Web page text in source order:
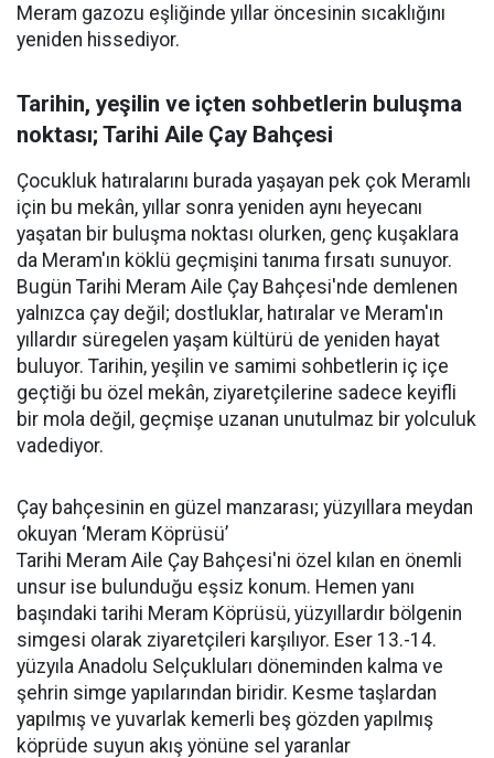
Meram gazozu eşliğinde yıllar öncesinin sıcaklığını
yeniden hissediyor.
Tarihin, yeşilin ve içten sohbetlerin buluşma
noktası; Tarihi Aile Çay Bahçesi
Çocukluk hatıralarını burada yaşayan pek çok Meramlı
için bu mekân, yıllar sonra yeniden aynı heyecanı
yaşatan bir buluşma noktası olurken, genç kuşaklara
da Meram'ın köklü geçmişini tanıma fırsatı sunuyor.
Bugün Tarihi Meram Aile Çay Bahçesi'nde demlenen
yalnızca çay değil; dostluklar, hatıralar ve Meram'ın
yıllardır süregelen yaşam kültürü de yeniden hayat
buluyor. Tarihin, yeşilin ve samimi sohbetlerin iç içe
geçtiği bu özel mekân, ziyaretçilerine sadece keyifli
bir mola değil, geçmişe uzanan unutulmaz bir yolculuk
vadediyor.
Çay bahçesinin en güzel manzarası; yüzyıllara meydan
okuyan ‘Meram Köprüsü’
Tarihi Meram Aile Çay Bahçesi'ni özel kılan en önemli
unsur ise bulunduğu eşsiz konum. Hemen yanı
başındaki tarihi Meram Köprüsü, yüzyıllardır bölgenin
simgesi olarak ziyaretçileri karşılıyor. Eser 13.-14.
yüzyıla Anadolu Selçukluları döneminden kalma ve
şehrin simge yapılarından biridir. Kesme taşlardan
yapılmış ve yuvarlak kemerli beş gözden yapılmış
köprüde suyun akış yönüne sel yaranlar